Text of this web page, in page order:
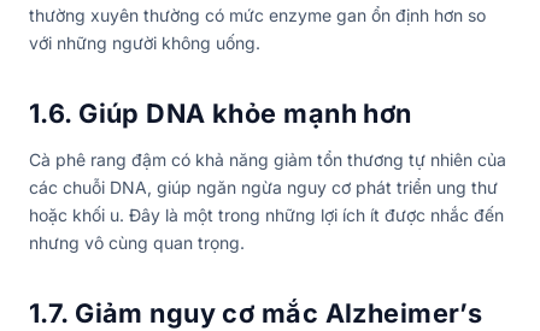
thường xuyên thường có mức enzyme gan ổn định hơn so
với những người không uống.
1.6. Giúp DNA khỏe mạnh hơn
Cà phê rang đậm có khả năng giảm tổn thương tự nhiên của
các chuỗi DNA, giúp ngăn ngừa nguy cơ phát triển ung thư
hoặc khối u. Đây là một trong những lợi ích ít được nhắc đến
nhưng vô cùng quan trọng.
1.7. Giảm nguy cơ mắc Alzheimer’s